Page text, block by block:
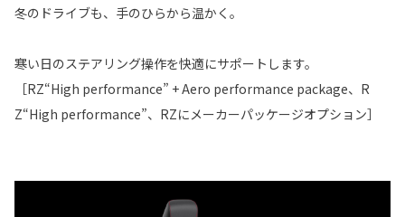
冬のドライブも、手のひらから温かく。
寒い日のステアリング操作を快適にサポートします。
［RZ“High performance” + Aero performance package、R
Z“High performance”、RZにメーカーパッケージオプション］